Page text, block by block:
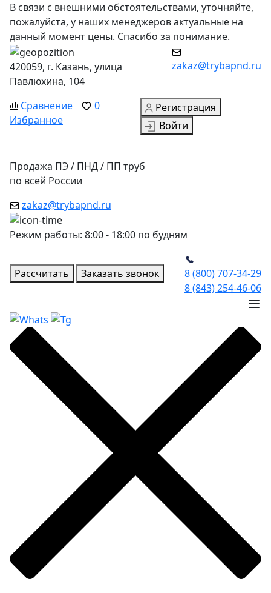
В связи с внешними обстоятельствами, уточняйте,
пожалуйста, у наших менеджеров актуальные на
данный момент цены. Спасибо за понимание.
420059, г. Казань, улица
Павлюхина, 104
zakaz@trybapnd.ru
Сравнение
0
Избранное
Регистрация
Войти
Продажа ПЭ / ПНД / ПП труб
по всей России
zakaz@trybapnd.ru
Режим работы: 8:00 - 18:00 по будням
Рассчитать Заказать звонок
8 (800) 707-34-29
8 (843) 254-46-06